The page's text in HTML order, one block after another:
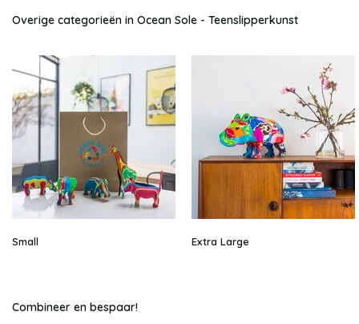
Overige categorieën in Ocean Sole - Teenslipperkunst
Small Extra Large
Combineer en bespaar!